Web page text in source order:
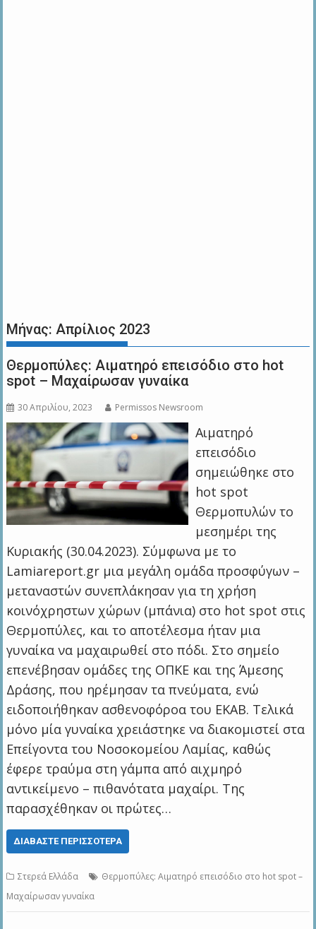
Μήνας:Απρίλιος 2023
Θερμοπύλες: Αιματηρό επεισόδιο στο hot
spot – Μαχαίρωσαν γυναίκα
30 Απριλίου, 2023 Permissos Newsroom
Αιματηρό
επεισόδιο
σημειώθηκε στο
hot spot
Θερμοπυλών το
μεσημέρι της
Κυριακής (30.04.2023). Σύμφωνα με το
Lamiareport.gr μια μεγάλη ομάδα προσφύγων –
μεταναστών συνεπλάκησαν για τη χρήση
κοινόχρηστων χώρων (μπάνια) στο hot spot στις
Θερμοπύλες, και το αποτέλεσμα ήταν μια
γυναίκα να μαχαιρωθεί στο πόδι. Στο σημείο
επενέβησαν ομάδες της ΟΠΚΕ και της Άμεσης
Δράσης, που ηρέμησαν τα πνεύματα, ενώ
ειδοποιήθηκαν ασθενοφόροα του ΕΚΑΒ. Τελικά
μόνο μία γυναίκα χρειάστηκε να διακομιστεί στα
Επείγοντα του Νοσοκομείου Λαμίας, καθώς
έφερε τραύμα στη γάμπα από αιχμηρό
αντικείμενο – πιθανότατα μαχαίρι. Της
παρασχέθηκαν οι πρώτες…
ΔΙΑΒΆΣΤΕ ΠΕΡΙΣΣΌΤΕΡΑ
Στερεά Ελλάδα
Θερμοπύλες: Αιματηρό επεισόδιο στο hot spot –
Μαχαίρωσαν γυναίκα